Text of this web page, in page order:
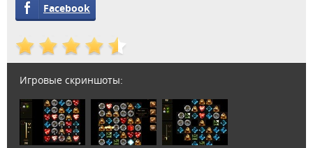
Facebook
Игровые скриншоты: